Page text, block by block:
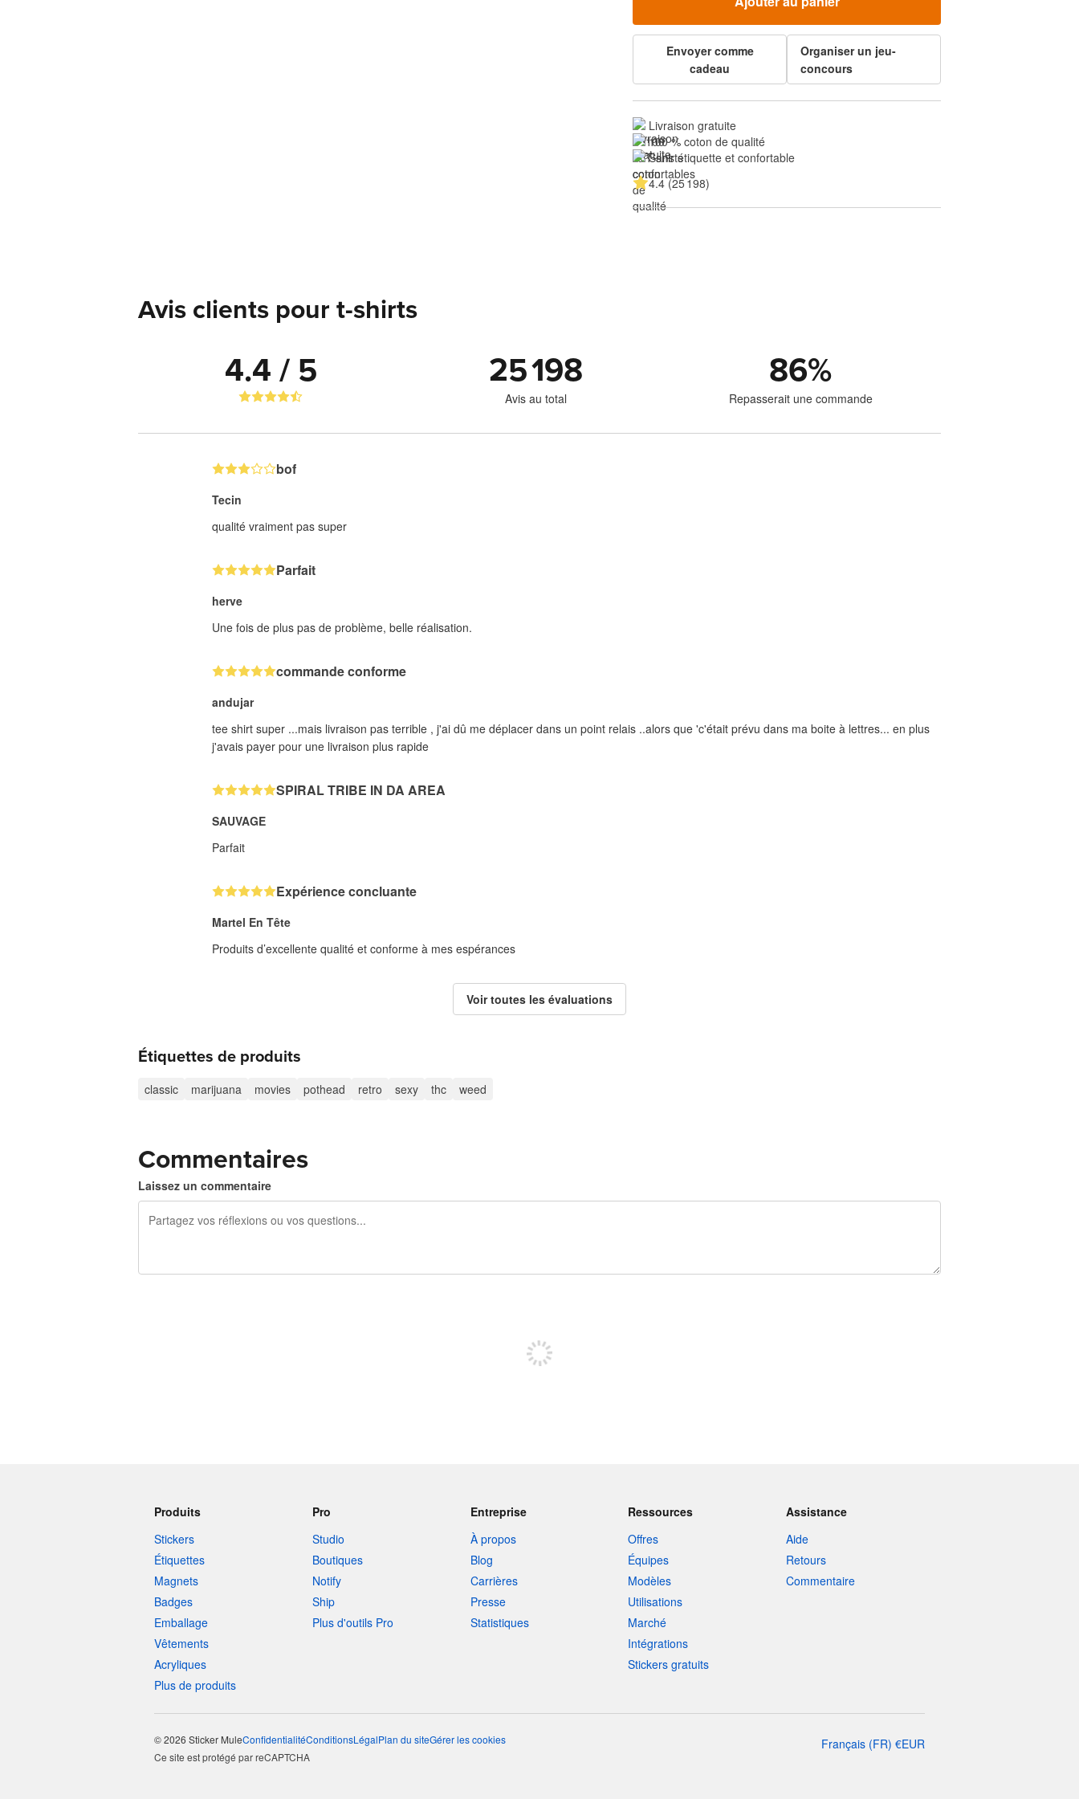
Envoyer comme
cadeau
Organiser un jeu-
concours
Livraison gratuite
100 % coton de qualité
Sans étiquette et confortable
4.4 (25 198)
Avis clients pour t-shirts
4.4 / 5 25 198
Avis au total
86%
Repasserait une commande
bof
Tecin
qualité vraiment pas super
Parfait
herve
Une fois de plus pas de problème, belle réalisation.
commande conforme
andujar
tee shirt super ...mais livraison pas terrible , j'ai dû me déplacer dans un point relais ..alors que 'c'était prévu dans ma boite à lettres... en plus
j'avais payer pour une livraison plus rapide
SPIRAL TRIBE IN DA AREA
SAUVAGE
Parfait
Expérience concluante
Martel En Tête
Produits d’excellente qualité et conforme à mes espérances
Voir toutes les évaluations
Étiquettes de produits
classic marijuana movies pothead retro sexy thc weed
Commentaires
Laissez un commentaire
Produits
Stickers
Étiquettes
Magnets
Badges
Emballage
Vêtements
Acryliques
Plus de produits
Pro
Studio
Boutiques
Notify
Ship
Plus d'outils Pro
Entreprise
À propos
Blog
Carrières
Presse
Statistiques
Ressources
Offres
Équipes
Modèles
Utilisations
Marché
Intégrations
Stickers gratuits
Assistance
Aide
Retours
Commentaire
© 2026 Sticker MuleConfidentialitéConditionsLégalPlan du siteGérer les cookies Français (FR) €EUR
Ce site est protégé par reCAPTCHA